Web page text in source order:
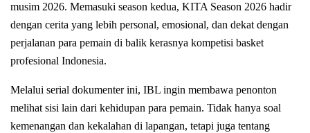
musim 2026. Memasuki season kedua, KITA Season 2026 hadir
dengan cerita yang lebih personal, emosional, dan dekat dengan
perjalanan para pemain di balik kerasnya kompetisi basket
profesional Indonesia.
Melalui serial dokumenter ini, IBL ingin membawa penonton
melihat sisi lain dari kehidupan para pemain. Tidak hanya soal
kemenangan dan kekalahan di lapangan, tetapi juga tentang